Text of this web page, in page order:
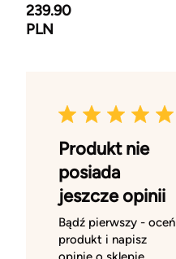
239.90
PLN
Produkt nie
posiada
jeszcze opinii
Bądź pierwszy - oceń
produkt i napisz